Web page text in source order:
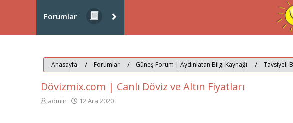
Forumlar
Anasayfa Forumlar Güneş Forum | Aydınlatan Bilgi Kaynağı Tavsiyeli
Dövizmix.com | Canlı Döviz ve Altın Fiyatları
K
admin
B12 Ara 2020